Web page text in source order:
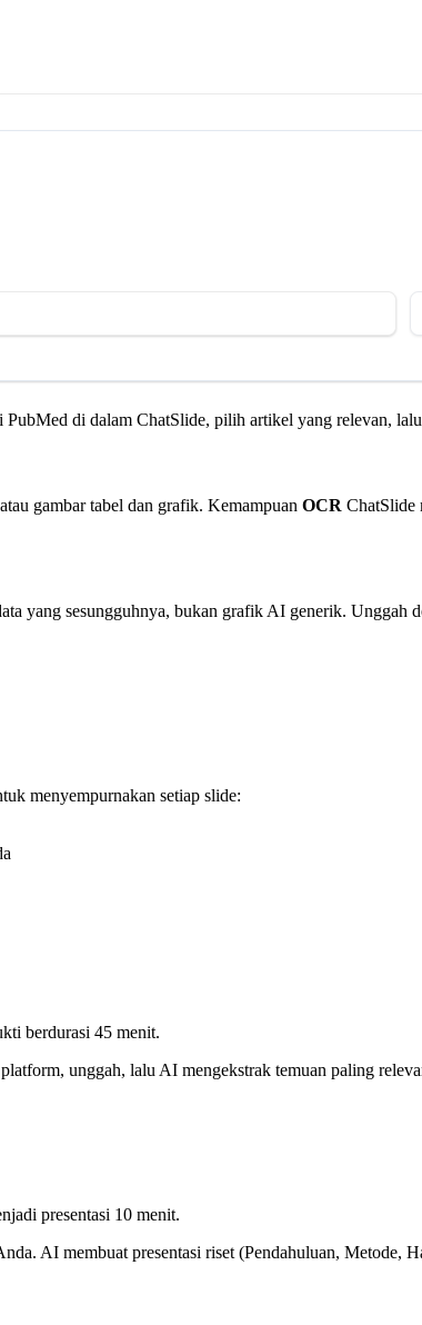
di dalam ChatSlide, pilih artikel yang relevan,
gambar tabel dan grafik. Kemampuan OCR ChatSlide
yang sesungguhnya, bukan grafik AI generik. Unggah
menyempurnakan setiap slide:
berdurasi 45 menit.
unggah, lalu AI mengekstrak temuan paling
presentasi 10 menit.
AI membuat presentasi riset (Pendahuluan, Metode,